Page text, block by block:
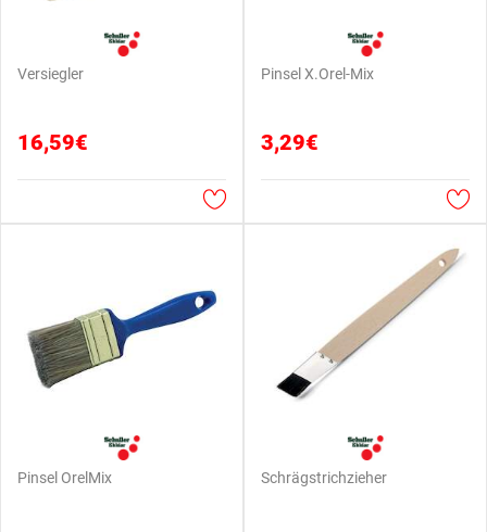
Versiegler
16,59€
Pinsel X.Orel-Mix
3,29€
Pinsel OrelMix Schrägstrichzieher